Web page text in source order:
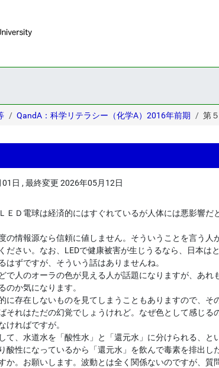
QandA：科学リテラシー（化学A）2016年前期 第
日 ,最終変更 2026年05月12日
ＥＤ電球は経済的にはすぐれているが人体には悪影響
の情報源なら信頼に値しません。そういうことを言う人
ださい。なお、LEDで健康被害が生じうるなら、日本は
はずですが、そういう話はありませんね。
で人のオーラの色が見える人が話題になりますが、あ
のか気になります。
に存在しないものを見てしまうこともありますので、そ
それはただの幻覚でしょうけれど。なぜ色として感じ
ければですが。
て、水道水を「酸性水」と「還元水」に分けられる、
酸性になっているから「還元水」を飲んで毒素を排出
か。お願いします。波動とは全く関係ないのですが、質